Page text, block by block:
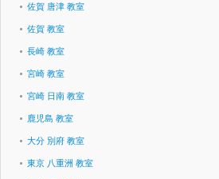
佐賀 唐津 教室
佐賀 教室
長崎 教室
宮崎 教室
宮崎 日南 教室
鹿児島 教室
大分 別府 教室
東京 八重洲 教室